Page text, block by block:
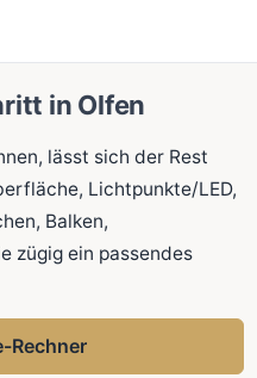
in Olfen
lässt sich der Rest
Lichtpunkte/LED,
Balken,
zügig ein passendes
Rechner